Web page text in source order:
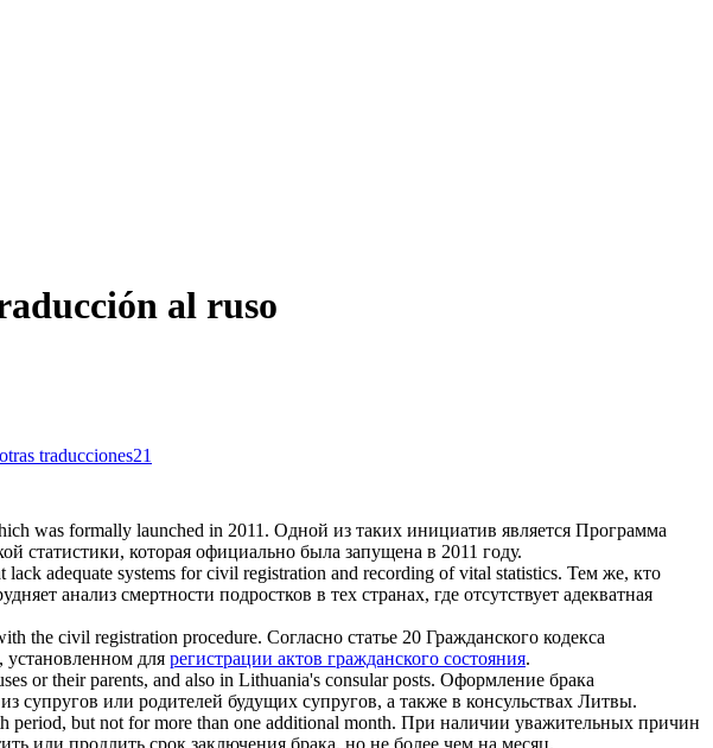
al ruso
otras traducciones21
was formally launched in 2011. Одной из таких инициатив является Программа
статистики, которая официально была запущена в 2011 году.
lack adequate systems forcivil registration and recording of vital statistics. Тем же, кто
анализ смертности подростков в тех странах, где отсутствует адекватная
the civil registration procedure. Согласно статье 20 Гражданского кодекса
для регистрации актов гражданского состояния.
or their parents, and also in Lithuania's consular posts. Оформление брака
супругов или родителей будущих супругов, а также в консульствах Литвы.
period, but not for more than one additional month. При наличии уважительных причин
или продлить срок заключения брака, но не более чем на месяц.